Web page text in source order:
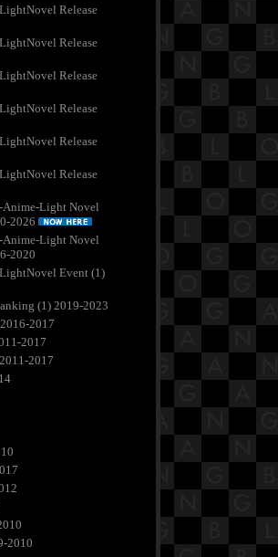
Release
Release
Release
Release
Release
Release
Anime-Light Novel
2026
Anime-Light Novel
2020
Event (1)
(1) 2019-2023
2017
2017
2017
2010